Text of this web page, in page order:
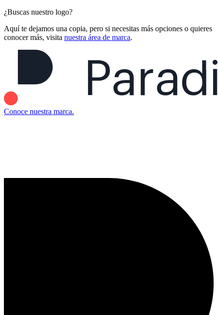
¿Buscas nuestro logo?
Aquí te dejamos una copia, pero si necesitas más opciones o quieres
conocer más, visita nuestra área de marca.
Conoce nuestra marca.